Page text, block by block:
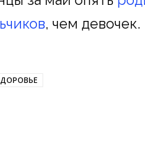
, чем девочек.